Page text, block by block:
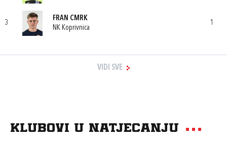
3
FRAN CMRK
NK Koprivnica
1
VIDI SVE
Klubovi u natjecanju